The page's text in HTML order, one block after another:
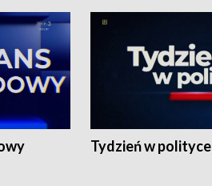
Tydzień w polityce